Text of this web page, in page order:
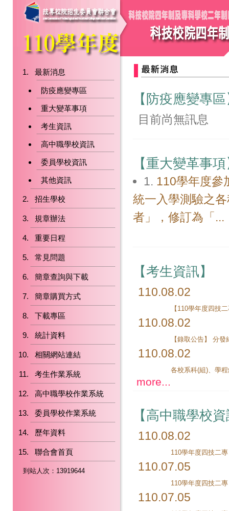
最新消息
防疫應變專區
重大變革事項
考生資訊
高中職學校資訊
委員學校資訊
其他資訊
招生學校
規章辦法
重要日程
常見問題
簡章查詢與下載
簡章購買方式
下載專區
統計資料
相關網站連結
考生作業系統
高中職學校作業系統
委員學校作業系統
歷年資料
聯合會首頁
到站人次：13919644
【防疫應變專
目前尚無訊息
【重大變革事
1. 110學年度參
統一入學測驗之
者」，修訂為「...
【考生資訊】
110.08.02
110.08.02
110.08.02
more...
【高中職學校
110.08.02
110.07.05
110.07.05